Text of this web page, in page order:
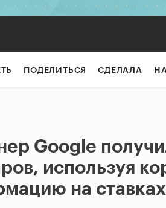
ПОДЕЛИТЬСЯ СДЕЛАЛА
Google
используя
на ставках